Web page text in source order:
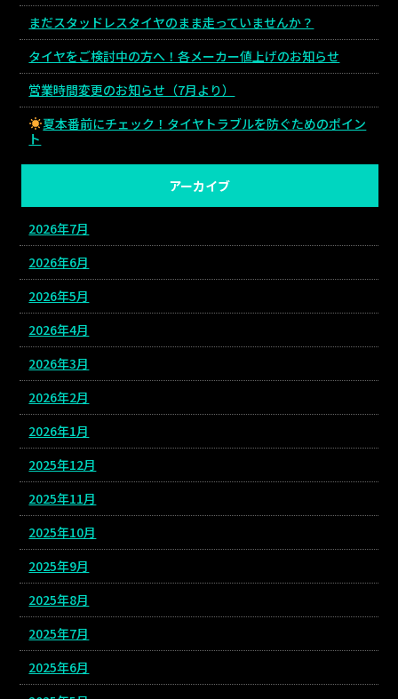
まだスタッドレスタイヤのまま走っていませんか？
タイヤをご検討中の方へ！各メーカー値上げのお知らせ
営業時間変更のお知らせ（7月より）
夏本番前にチェック！タイヤトラブルを防ぐためのポイン
ト
アーカイブ
2026年7月
2026年6月
2026年5月
2026年4月
2026年3月
2026年2月
2026年1月
2025年12月
2025年11月
2025年10月
2025年9月
2025年8月
2025年7月
2025年6月